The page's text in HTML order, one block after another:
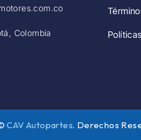
Colombia
CAV Autopartes. Derechos